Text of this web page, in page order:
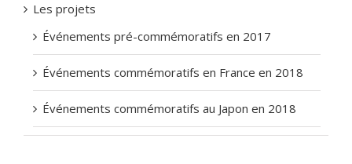
Les projets
Événements pré-commémoratifs en 2017
Événements commémoratifs en France en 2018
Événements commémoratifs au Japon en 2018